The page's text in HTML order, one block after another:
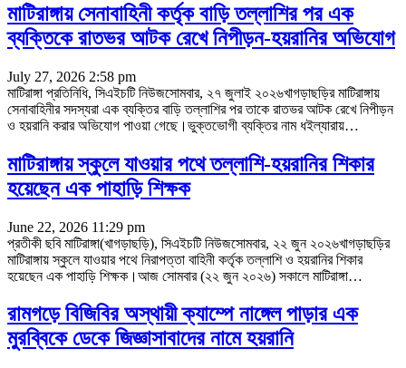
মাটিরাঙ্গায় সেনাবাহিনী কর্তৃক বাড়ি তল্লাশির পর এক
ব্যক্তিকে রাতভর আটক রেখে নিপীড়ন-হয়রানির অভিযোগ
July 27, 2026 2:58 pm
মাটিরাঙ্গা প্রতিনিধি, সিএইচটি নিউজসোমবার, ২৭ জুলাই ২০২৬খাগড়াছড়ির মাটিরাঙ্গায়
সেনাবাহিনীর সদস্যরা এক ব্যক্তির বাড়ি তল্লাশির পর তাকে রাতভর আটক রেখে নিপীড়ন
ও হয়রানি করার অভিযোগ পাওয়া গেছে।ভুক্তভোগী ব্যক্তির নাম ধইল্যারায়…
মাটিরাঙ্গায় স্কুলে যাওয়ার পথে তল্লাশি-হয়রানির শিকার
হয়েছেন এক পাহাড়ি শিক্ষক
June 22, 2026 11:29 pm
প্রতীকী ছবি মাটিরাঙ্গা(খাগড়াছড়ি), সিএইচটি নিউজসোমবার, ২২ জুন ২০২৬খাগড়াছড়ির
মাটিরাঙ্গায় স্কুলে যাওয়ার পথে নিরাপত্তা বাহিনী কর্তৃক তল্লাশি ও হয়রানির শিকার
হয়েছেন এক পাহাড়ি শিক্ষক।আজ সোমবার (২২ জুন ২০২৬) সকালে মাটিরাঙ্গা…
রামগড়ে বিজিবির অস্থায়ী ক্যাম্পে নাঙ্গেল পাড়ার এক
মুরব্বিকে ডেকে জিজ্ঞাসাবাদের নামে হয়রানি